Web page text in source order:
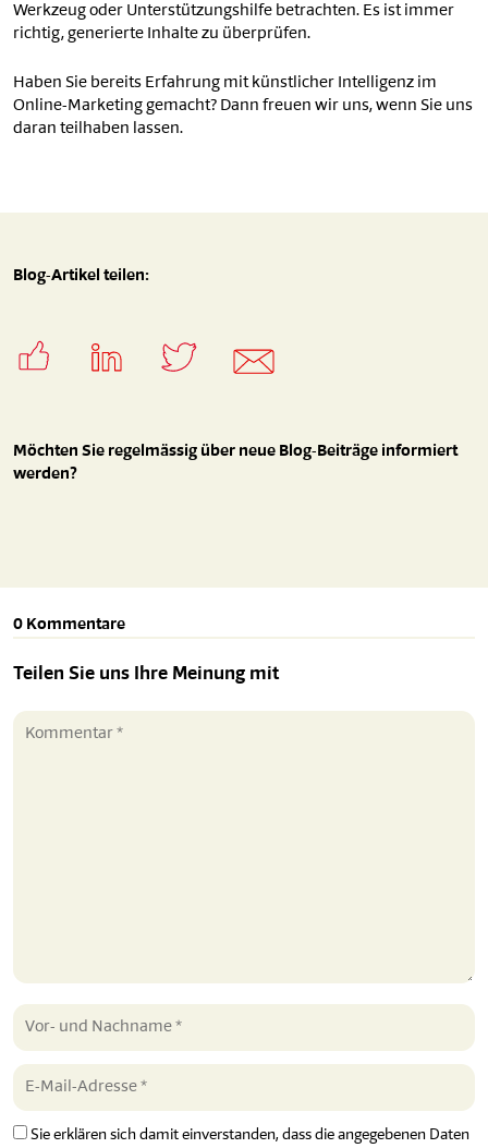
Werkzeug oder Unterstützungshilfe betrachten. Es ist immer
richtig, generierte Inhalte zu überprüfen.
Haben Sie bereits Erfahrung mit künstlicher Intelligenz im
Online-Marketing gemacht? Dann freuen wir uns, wenn Sie uns
daran teilhaben lassen.
Blog-Artikel teilen:
Möchten Sie regelmässig über neue Blog-Beiträge informiert
werden?
0 Kommentare
Teilen Sie uns Ihre Meinung mit
Sie erklären sich damit einverstanden, dass die angegebenen Daten